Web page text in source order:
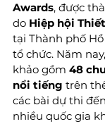
Awards, được
do Hiệp hội
tại Thành phố
tổ chức. Năm
khảo gồm 48
nổi tiếng trên
các bài dự thi
nhiều quốc gia